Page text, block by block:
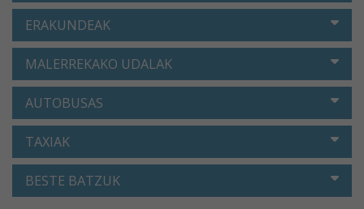
ERAKUNDEAK
MALERREKAKO UDALAK
AUTOBUSAS
TAXIAK
BESTE BATZUK